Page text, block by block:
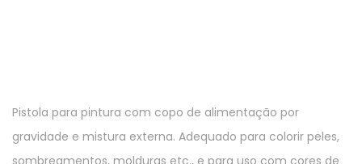
Pistola para pintura com copo de alimentação por
gravidade e mistura externa. Adequado para colorir peles,
sombreamentos, molduras etc., e para uso com cores de